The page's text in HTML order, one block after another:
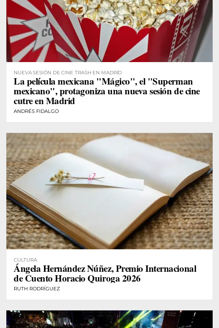
NUEVA SESIÓN DE CINE TRASH EN MADRID
La película mexicana "Mágico", el "Superman
mexicano", protagoniza una nueva sesión de cine
cutre en Madrid
ANDRÉS FIDALGO
CULTURA
Ángela Hernández Núñez, Premio Internacional
de Cuento Horacio Quiroga 2026
RUTH RODRÍGUEZ